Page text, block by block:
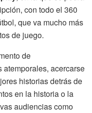
con todo el 360
que va mucho más
de juego.
de
acercarse
historias detrás de
en la historia o la
audiencias como